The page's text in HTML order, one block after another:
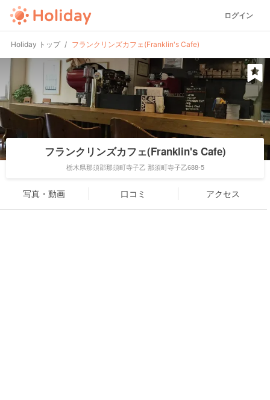
ログイン
Holiday トップ フランクリンズカフェ(Franklin's Cafe)
フランクリンズカフェ(Franklin's Cafe)
栃木県那須郡那須町寺子乙 那須町寺子乙688-5
写真・動画 口コミ アクセス